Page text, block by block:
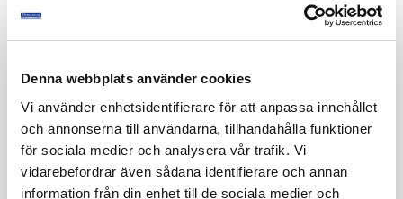
Denna webbplats använder cookies
Vi använder enhetsidentifierare för att anpassa innehållet
och annonserna till användarna, tillhandahålla funktioner
för sociala medier och analysera vår trafik. Vi
vidarebefordrar även sådana identifierare och annan
information från din enhet till de sociala medier och
SS-EN ISO 14001:2015, Miljöledningssystem –
SS-ISO 45001:2023, Ledningssystem för
arbetsmiljö samt
SS-ISO/IEC 27001:2022, Ledningssystem för
informationssäkerhet.
Ledningen för bolaget har varit verksam i